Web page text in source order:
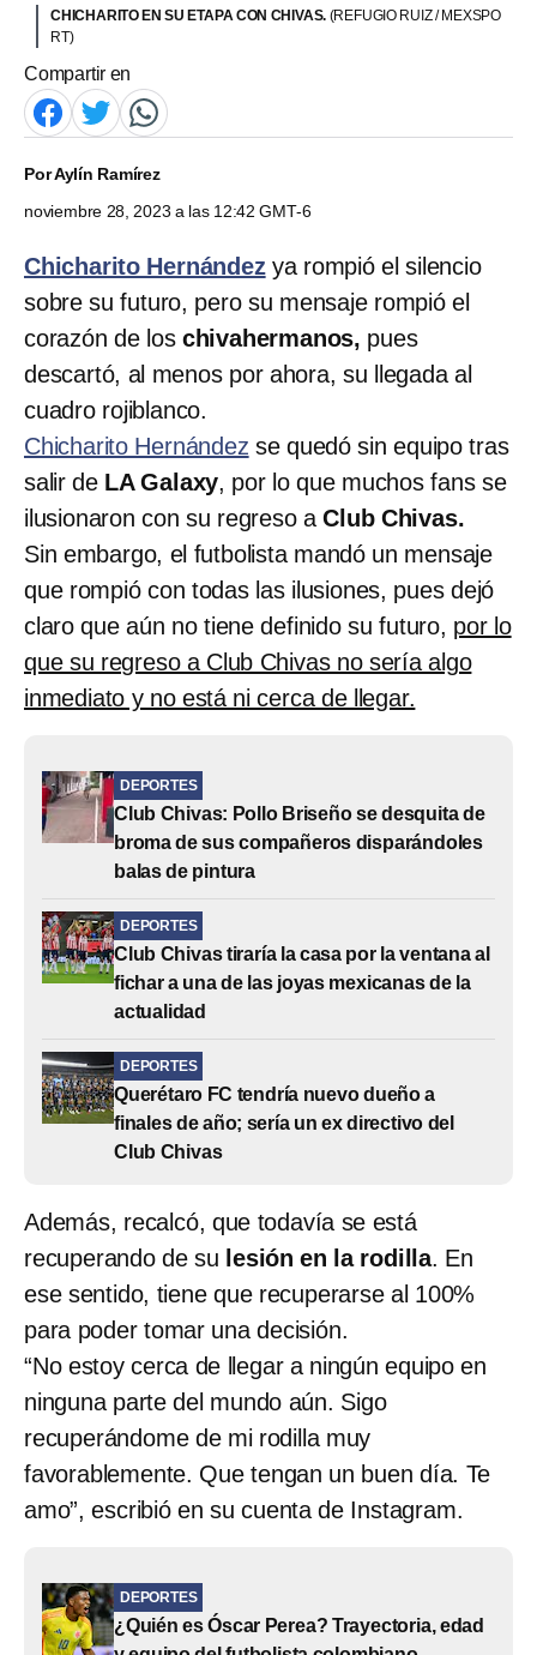
CHICHARITO EN SU ETAPA CON CHIVAS. (REFUGIO RUIZ / MEXSPO
RT)
Compartir en
PorAylín Ramírez
noviembre 28, 2023 a las 12:42 GMT-6
Chicharito Hernándezya rompió el silencio
sobre su futuro, pero su mensaje rompió el
corazón de los chivahermanos, pues
descartó, al menos por ahora, su llegada al
cuadro rojiblanco.
Chicharito Hernández se quedó sin equipo tras
salir de LA Galaxy, por lo que muchos fans se
ilusionaron con su regreso aClub Chivas.
Sin embargo, el futbolista mandó un mensaje
que rompió con todas las ilusiones, pues dejó
claro que aún no tiene definido su futuro, por lo
que su regreso a Club Chivas no sería algo
inmediato y no está ni cerca de llegar.
DEPORTES
Club Chivas: Pollo Briseño se desquita de
broma de sus compañeros disparándoles
balas de pintura
DEPORTES
Club Chivas tiraría la casa por la ventana al
fichar a una de las joyas mexicanas de la
actualidad
DEPORTES
Querétaro FC tendría nuevo dueño a
finales de año; sería un ex directivo del
Club Chivas
Además, recalcó, que todavía se está
recuperando de su lesión en la rodilla. En
ese sentido, tiene que recuperarse al 100%
para poder tomar una decisión.
“No estoy cerca de llegar a ningún equipo en
ninguna parte del mundo aún. Sigo
recuperándome de mi rodilla muy
favorablemente. Que tengan un buen día. Te
amo”, escribió en su cuenta de Instagram.
DEPORTES
¿Quién es Óscar Perea? Trayectoria, edad